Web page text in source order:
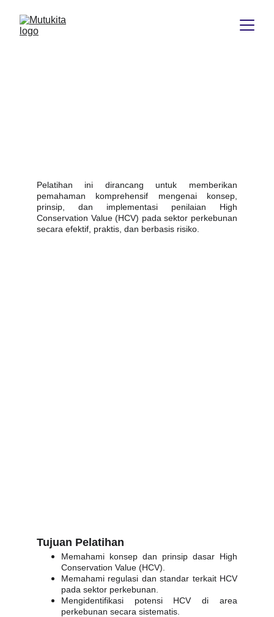
Pelatihan ini dirancang untuk memberikan
pemahaman komprehensif mengenai konsep,
prinsip, dan implementasi penilaian High
Conservation Value (HCV) pada sektor perkebunan
secara efektif, praktis, dan berbasis risiko.
Tujuan Pelatihan
Memahami konsep dan prinsip dasar High
Conservation Value (HCV).
Memahami regulasi dan standar terkait HCV
pada sektor perkebunan.
Mengidentifikasi potensi HCV di area
perkebunan secara sistematis.